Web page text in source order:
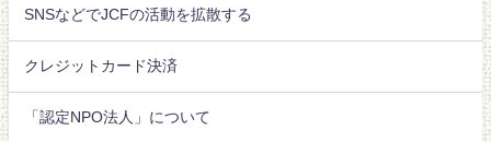
SNSなどでJCFの活動を拡散する
クレジットカード決済
「認定NPO法人」について